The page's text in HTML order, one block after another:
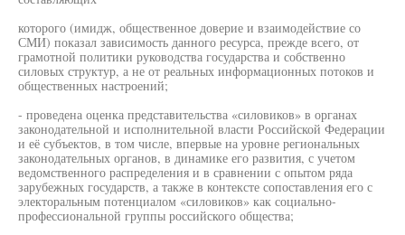
которого (имидж, общественное доверие и взаимодействие со
СМИ) показал зависимость данного ресурса, прежде всего, от
грамотной политики руководства государства и собственно
силовых структур, а не от реальных информационных потоков и
общественных настроений;
- проведена оценка представительства «силовиков» в органах
законодательной и исполнительной власти Российской Федерации
и её субъектов, в том числе, впервые на уровне региональных
законодательных органов, в динамике его развития, с учетом
ведомственного распределения и в сравнении с опытом ряда
зарубежных государств, а также в контексте сопоставления его с
электоральным потенциалом «силовиков» как социально-
профессиональной группы российского общества;